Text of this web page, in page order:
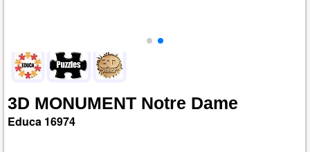
3D MONUMENT Notre Dame
Educa 16974